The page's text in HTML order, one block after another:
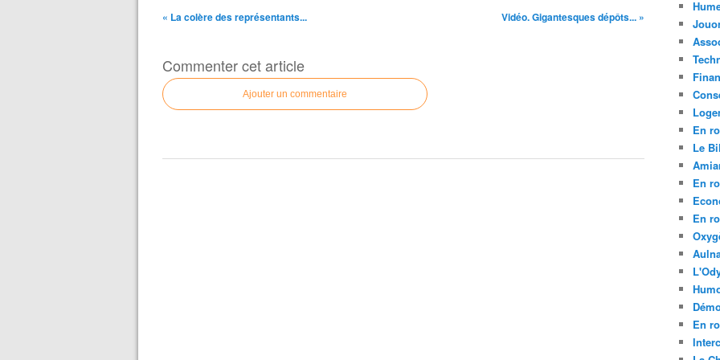
« La colère des représentants... Vidéo. Gigantesques dépôts... »
Commenter cet article
Ajouter un commentaire
En
Le
En
En
En